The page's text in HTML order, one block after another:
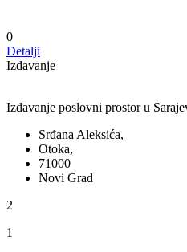
0
Detalji
Izdavanje
Izdavanje poslovni prostor u
Srđana Aleksića,
Otoka,
71000
Novi Grad
2
1